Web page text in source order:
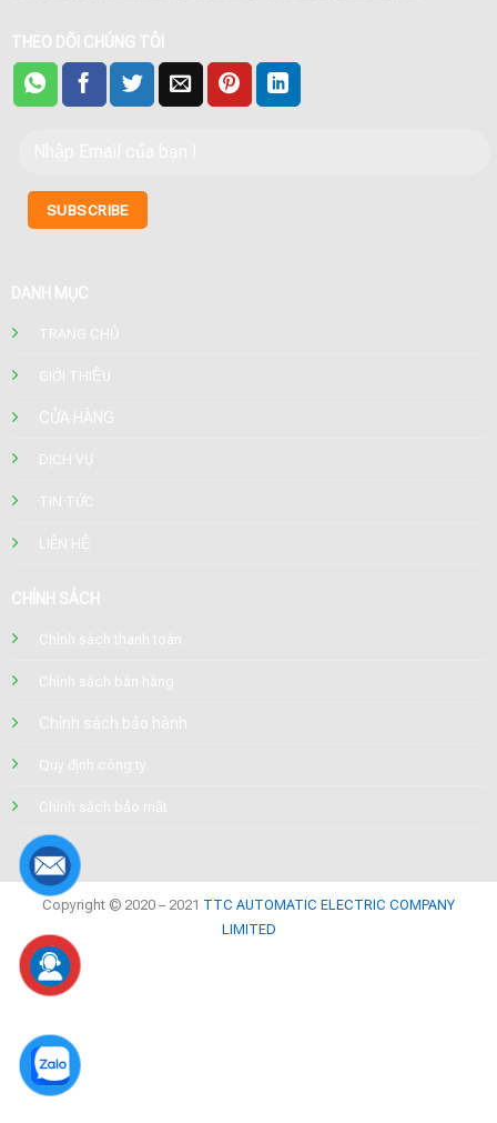
THEO DÕI CHÚNG TÔI
DANH MỤC
TRANG CHỦ
GIỚI THIỆU
CỬA HÀNG
DỊCH VỤ
TIN TỨC
LIÊN HỆ
CHÍNH SÁCH
Chính sách thanh toán
Chính sách bán hàng
Chính sách bảo hành
Quy định công ty
Chính sách bảo mật
Copyright © 2020 – 2021 TTC AUTOMATIC ELECTRIC COMPANY
LIMITED